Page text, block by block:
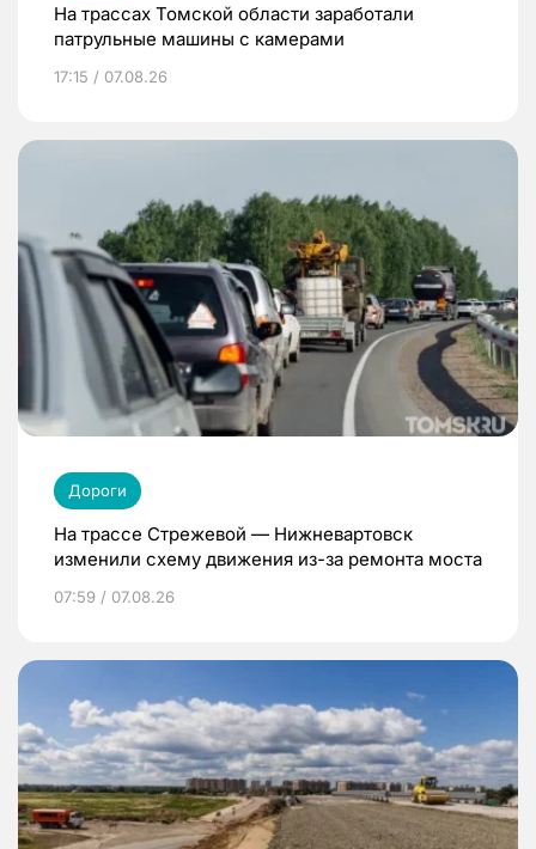
На трассах Томской области заработали
патрульные машины с камерами
17:15 / 07.08.26
Дороги
На трассе Стрежевой — Нижневартовск
изменили схему движения из-за ремонта моста
07:59 / 07.08.26